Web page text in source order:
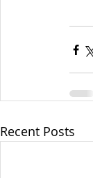
Recent Posts